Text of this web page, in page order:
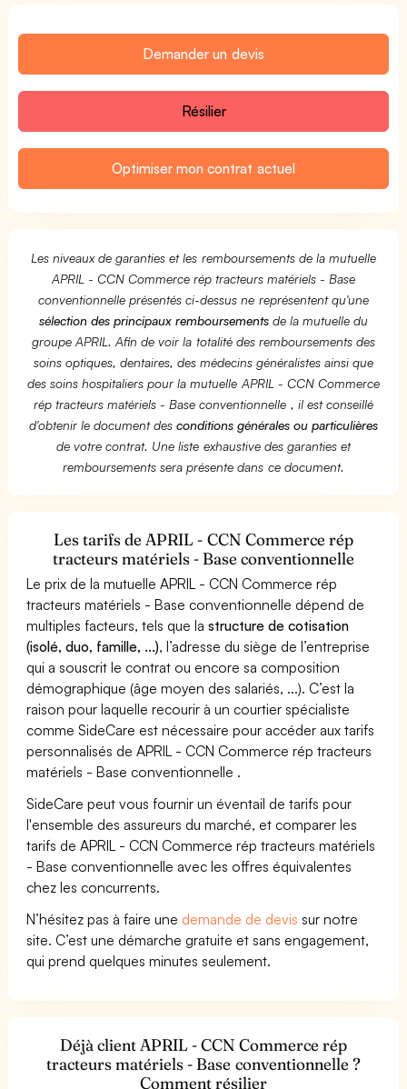
Demander un devis
Résilier
Optimiser mon contrat actuel
Les niveaux de garanties et les remboursements de la mutuelle
APRIL - CCN Commerce rép tracteurs matériels - Base
conventionnelle présentés ci-dessus ne représentent qu'une
sélection des principaux remboursementsde la mutuelle du
groupe APRIL. Afin de voir la totalité des remboursements des
soins optiques, dentaires, des médecins généralistes ainsi que
des soins hospitaliers pour la mutuelle APRIL - CCN Commerce
rép tracteurs matériels - Base conventionnelle , il est conseillé
d'obtenir le document des conditions générales ou particulières
de votre contrat. Une liste exhaustive des garanties et
remboursements sera présente dans ce document.
Les tarifs de APRIL - CCN Commerce rép
tracteurs matériels - Base conventionnelle
Le prix de la mutuelle APRIL - CCN Commerce rép
tracteurs matériels - Base conventionnelle dépend de
multiples facteurs, tels que lastructure de cotisation
(isolé, duo, famille, ...), l’adresse du siège de l’entreprise
qui a souscrit le contrat ou encore sa composition
démographique (âge moyen des salariés, ...). C’est la
raison pour laquelle recourir à un courtier spécialiste
comme SideCare est nécessaire pour accéder aux tarifs
personnalisés de APRIL - CCN Commerce rép tracteurs
matériels - Base conventionnelle .
SideCare peut vous fournir un éventail de tarifs pour
l'ensemble des assureurs du marché, et comparer les
tarifs de APRIL - CCN Commerce rép tracteurs matériels
- Base conventionnelle avec les offres équivalentes
chez les concurrents.
N’hésitez pas à faire une demande de devis sur notre
site. C’est une démarche gratuite et sans engagement,
qui prend quelques minutes seulement.
Déjà client APRIL - CCN Commerce rép
tracteurs matériels - Base conventionnelle ?
Comment résilier